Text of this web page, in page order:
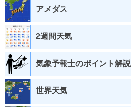
アメダス
2週間天気
気象予報士のポイント解説
世界天気